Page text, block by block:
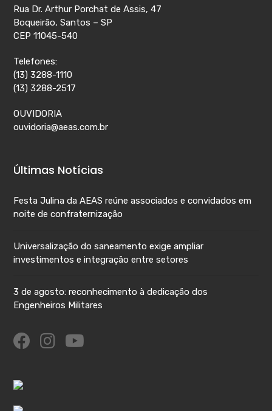
Rua Dr. Arthur Porchat de Assis, 47
Boqueirão, Santos – SP
CEP 11045-540
Telefones:
(13) 3288-1110
(13) 3288-2517
OUVIDORIA
ouvidoria@aeas.com.br
Últimas Notícias
Festa Julina da AEAS reúne associados e convidados em
noite de confraternização
Universalização do saneamento exige ampliar
investimentos e integração entre setores
3 de agosto: reconhecimento à dedicação dos
Engenheiros Militares